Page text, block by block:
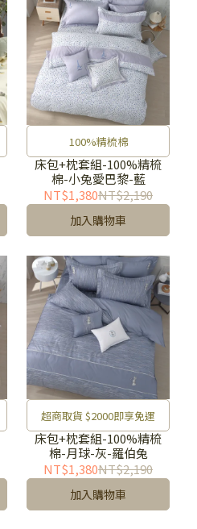
100%精梳棉
床包+枕套組-100%精梳
棉-小兔愛巴黎-藍
NT$1,380NT$2,190
加入購物車
超商取貨 $2000即享免運
床包+枕套組-100%精梳
棉-月球-灰-羅伯兔
NT$1,380NT$2,190
加入購物車